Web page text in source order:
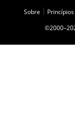
Sobre